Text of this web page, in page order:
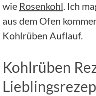
wie Rosenkohl. Ich
aus dem Ofen
Kohlrüben Auflauf.
Kohlrüben